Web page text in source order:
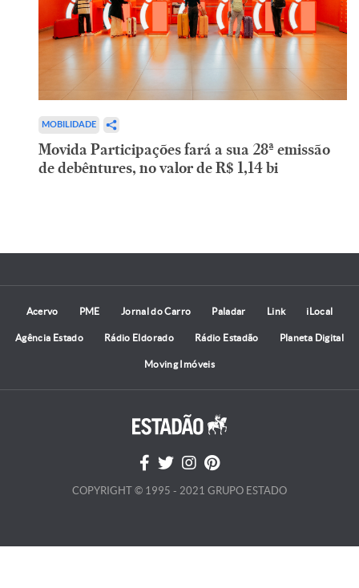
MOBILIDADE
Movida Participações fará a sua 28ª emissão
de debêntures, no valor de R$ 1,14 bi
Acervo PME Jornal do Carro Paladar Link iLocal
Agência Estado Rádio Eldorado Rádio Estadão Planeta Digital
Moving Imóveis
COPYRIGHT © 1995 - 2021 GRUPO ESTADO